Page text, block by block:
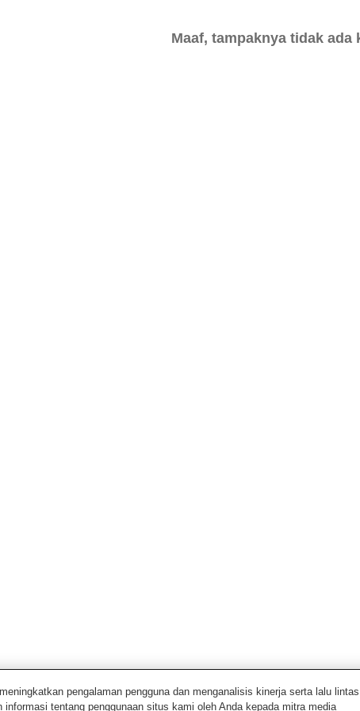
Maaf, tampaknya tidak
pengalaman pengguna dan menganalisis kinerja serta lalu lintas
tentang penggunaan situs kami oleh Anda kepada mitra media